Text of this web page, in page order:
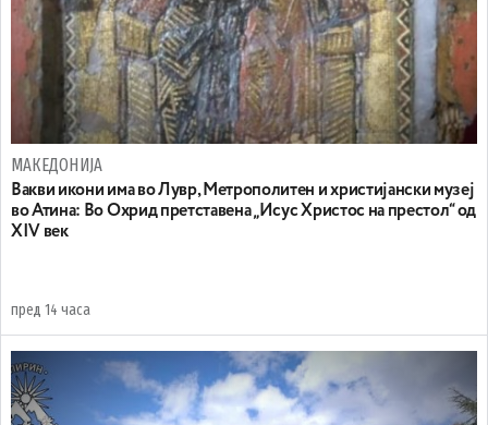
МАКЕДОНИЈА
Вакви икони има во Лувр, Метрополитен и христијански музеј
во Атина: Во Охрид претставена „Исус Христос на престол“ од
XIV век
пред 14 часа